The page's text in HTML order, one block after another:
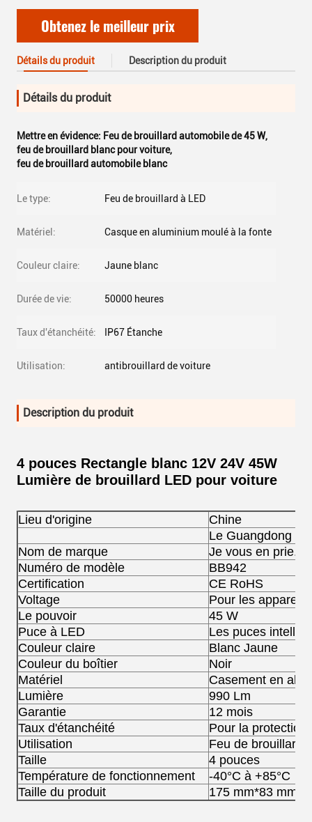
Obtenez le meilleur prix
Détails du produit Description du produit
Détails du produit
Mettre en évidence: Feu de brouillard automobile de 45 W,
feu de brouillard blanc pour voiture,
feu de brouillard automobile blanc
Le type: Feu de brouillard à LED
Matériel: Casque en aluminium moulé à la fonte
Couleur claire: Jaune blanc
Durée de vie: 50000 heures
Taux d'étanchéité: IP67 Étanche
Utilisation: antibrouillard de voiture
Description du produit
4 pouces Rectangle blanc 12V 24V 45W
Lumière de brouillard LED pour voiture
Lieu d'origine
Chine
Le Guangdong
Nom de marque
Je vous en prie.
Numéro de modèle
BB942
Certification
CE RoHS
Voltage
Pour les
Le pouvoir
45 W
Puce à LED
Les puces
Couleur claire
Blanc Jaune
Couleur du boîtier
Noir
Matériel
Casement en
Lumière
990 Lm
Garantie
12 mois
Taux d'étanchéité
Pour la
Utilisation
Feu de brouillard
Taille
4 pouces
Température de fonctionnement
-40°C à +85°C
Taille du produit
175 mm*83